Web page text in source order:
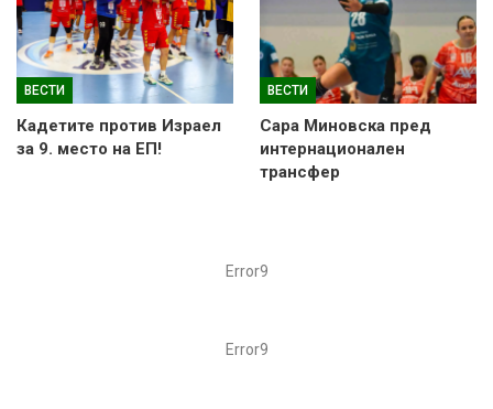
ВЕСТИ
Кадетите против Израел
за 9. место на ЕП!
ВЕСТИ
Сара Миновска пред
интернационален
трансфер
Error9
Error9